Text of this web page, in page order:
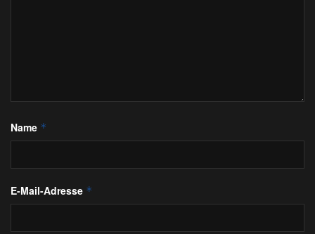
Name *
E-Mail-Adresse *